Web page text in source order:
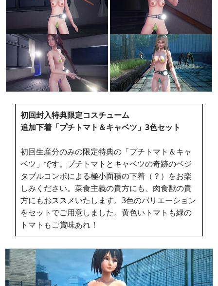
初回封入特典限定コスチューム
追加下着「プチトマト＆キャベツ」3色セット
初回生産分のみの限定特典の「プチトマト＆キャ
ベツ」です。プチトマトとキャベツの奇跡のベジ
タブルコンボによる極小面積の下着（？）をお楽
しみください。菜食主義の貴方にも、肉食獣の貴
方にもおススメいたします。3色のバリエーション
をセットでご用意しました。黄色いトマトも緑の
トマトもご賞味あれ！